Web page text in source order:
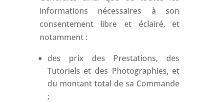
informations nécessaires à son
consentement libre et éclairé, et
notamment :
des prix des Prestations, des
Tutoriels et des Photographies, et
du montant total de sa Commande
;